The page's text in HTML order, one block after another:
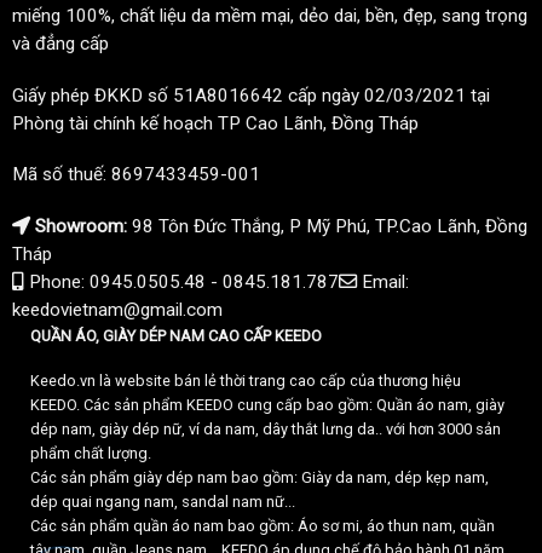
miếng 100%, chất liệu da mềm mại, dẻo dai, bền, đẹp, sang trọng
và đẳng cấp
Giấy phép ĐKKD số 51A8016642 cấp ngày 02/03/2021 tại
Phòng tài chính kế hoạch TP Cao Lãnh, Đồng Tháp
Mã số thuế: 8697433459-001
Showroom: 98 Tôn Đức Thắng, P Mỹ Phú, TP.Cao Lãnh, Đồng
Tháp
Phone: 0945.0505.48 - 0845.181.787
Email:
keedovietnam@gmail.com
QUẦN ÁO, GIÀY DÉP NAM CAO CẤP KEEDO
Keedo.vn là website bán lẻ thời trang cao cấp của thương hiệu
KEEDO. Các sản phẩm KEEDO cung cấp bao gồm: Quần áo nam, giày
dép nam, giày dép nữ, ví da nam, dây thắt lưng da.. với hơn 3000 sản
phẩm chất lượng.
Các sản phẩm giày dép nam bao gồm: Giày da nam, dép kẹp nam,
dép quai ngang nam, sandal nam nữ...
Các sản phẩm quần áo nam bao gồm: Áo sơ mi, áo thun nam, quần